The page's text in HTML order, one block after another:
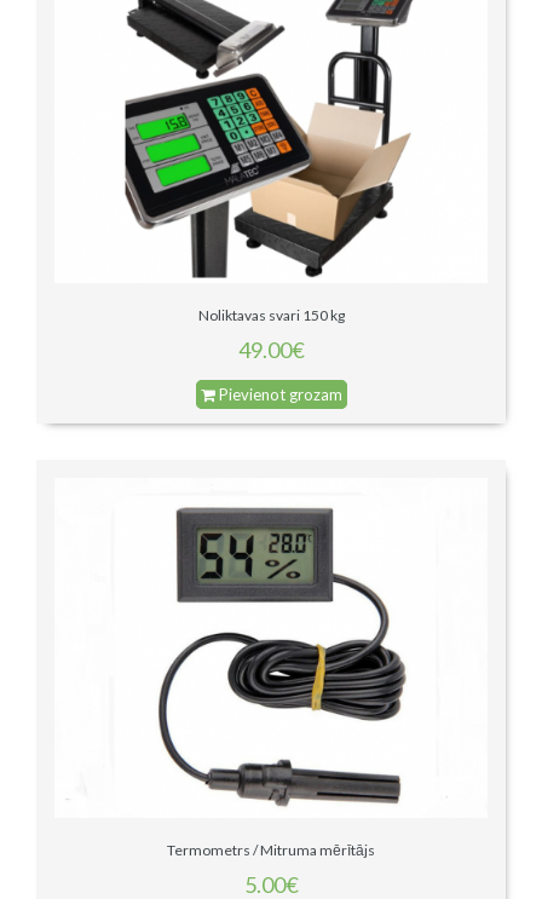
Noliktavas svari 150 kg
49.00€
Pievienot grozam
Termometrs / Mitruma mērītājs
5.00€